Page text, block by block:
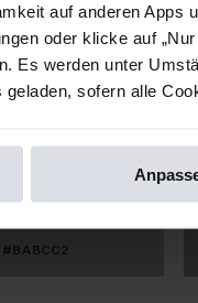
auf anderen
oder klicke auf
Es werden unter
sofern alle